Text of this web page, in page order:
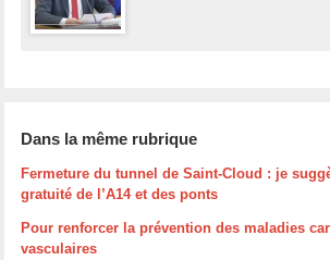
Dans la même rubrique
Fermeture du tunnel de Saint-Cloud : je
gratuité de l’A14 et des ponts
Pour renforcer la prévention des maladies
vasculaires